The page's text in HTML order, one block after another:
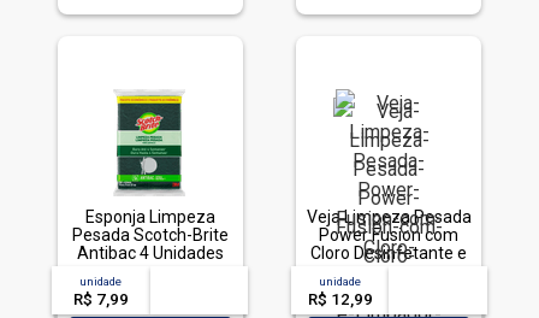
Esponja Limpeza
Pesada Scotch-Brite
Antibac 4 Unidades
Pacote Econômico
unidade
R$ 7,99
Veja Limpeza Pesada
Power Fusion com
Cloro Desinfetante e
Limpador 500mL
unidade
R$ 12,99